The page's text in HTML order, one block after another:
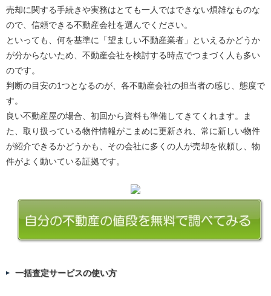
売却に関する手続きや実務はとても一人ではできない煩雑なものな
ので、信頼できる不動産会社を選んでください。
といっても、何を基準に「望ましい不動産業者」といえるかどうか
が分からないため、不動産会社を検討する時点でつまづく人も多い
のです。
判断の目安の1つとなるのが、各不動産会社の担当者の感じ、態度で
す。
良い不動産屋の場合、初回から資料も準備してきてくれます。ま
た、取り扱っている物件情報がこまめに更新され、常に新しい物件
が紹介できるかどうかも、その会社に多くの人が売却を依頼し、物
件がよく動いている証拠です。
一括査定サービスの使い方